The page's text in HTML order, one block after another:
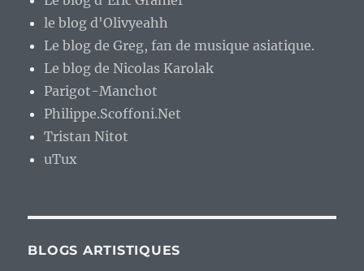
le blog d'Olivyeahh
Le blog de Greg, fan de musique asiatique.
Le blog de Nicolas Karolak
Parigot-Manchot
Philippe.Scoffoni.Net
Tristan Nitot
uTux
BLOGS ARTISTIQUES